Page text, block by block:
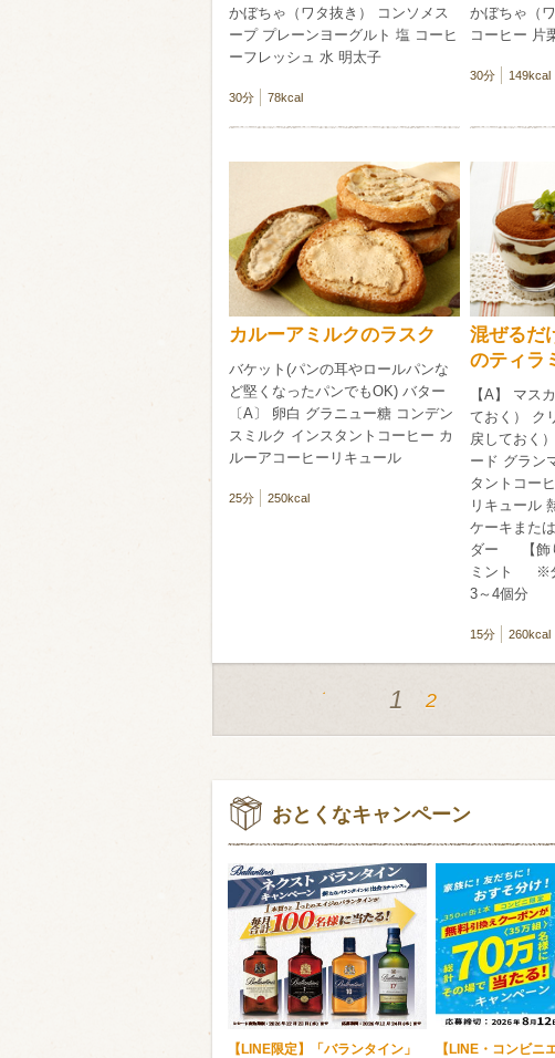
かぼちゃ（ワタ抜き） コンソメス
ープ プレーンヨーグルト 塩 コーヒ
ーフレッシュ 水 明太子
30分 78kcal
かぼちゃ（
コーヒー 片
30分 149kcal
カルーアミルクのラスク
バケット(パンの耳やロールパンな
ど堅くなったパンでもOK) バター
〔A〕 卵白 グラニュー糖 コンデン
スミルク インスタントコーヒー カ
ルーアコーヒーリキュール
25分 250kcal
混ぜるだ
のティラ
【A】 マス
ておく） ク
戻しておく
ード グラン
タントコー
リキュール
ケーキまた
ダー 【飾
ミント ※分
3～4個分
15分 260kcal
1 2
おとくなキャンペーン
【LINE限定】「バランタイン」
【LINE・コンビニ